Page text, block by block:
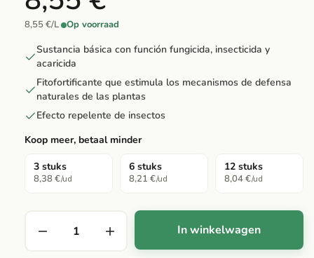
8,55 €/L· Op voorraad
Sustancia básica con función fungicida, insecticida y
acaricida
Fitofortificante que estimula los mecanismos de defensa
naturales de las plantas
Efecto repelente de insectos
Koop meer, betaal minder
3 stuks
8,38 €/ud
6 stuks
8,21 €/ud
12 stuks
8,04 €/ud
In winkelwagen